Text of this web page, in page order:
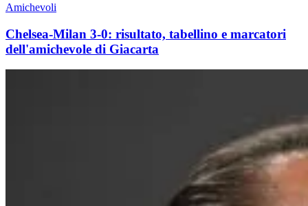
Amichevoli
Chelsea-Milan 3-0: risultato, tabellino e marcatori
dell'amichevole di Giacarta